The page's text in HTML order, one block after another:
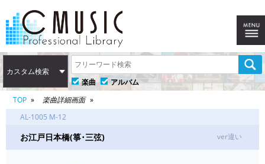
カスタム検索
楽曲
アルバム
TOP
楽曲詳細画面
AL-1005 M-12
お江戸日本橋(箏･三弦) ver違い